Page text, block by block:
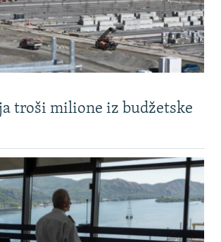
troši milione iz budžetske